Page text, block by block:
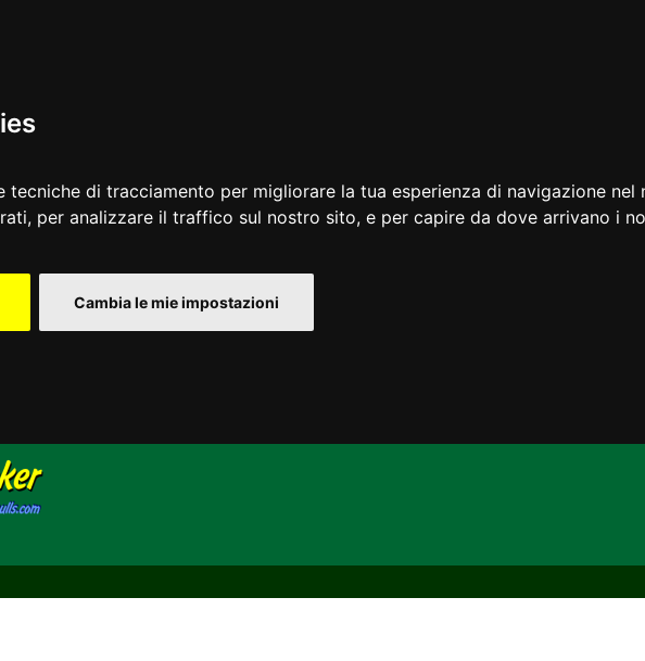
tecniche di tracciamento per migliorare la tua esperienza di navigazione
per analizzare il traffico sul nostro sito, e per capire da dove arrivano i
Cambia le mie impostazioni